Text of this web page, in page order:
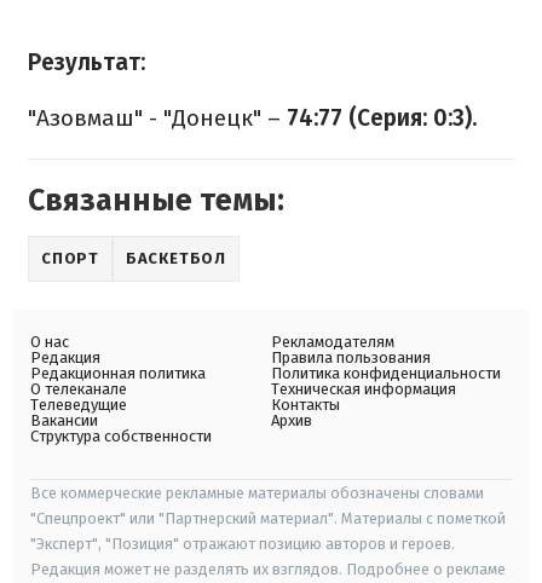
Результат:
"Азовмаш" - "Донецк" – 74:77 (Серия: 0:3).
Связанные темы:
СПОРТ БАСКЕТБОЛ
О нас
Редакция
Редакционная политика
О телеканале
Телеведущие
Вакансии
Структура собственности
Рекламодателям
Правила пользования
Политика конфиденциальности
Техническая информация
Контакты
Архив
Все коммерческие рекламные материалы обозначены словами
"Спецпроект" или "Партнерский материал". Материалы с пометкой
"Эксперт", "Позиция" отражают позицию авторов и героев.
Редакция может не разделять их взглядов. Подробнее о рекламе